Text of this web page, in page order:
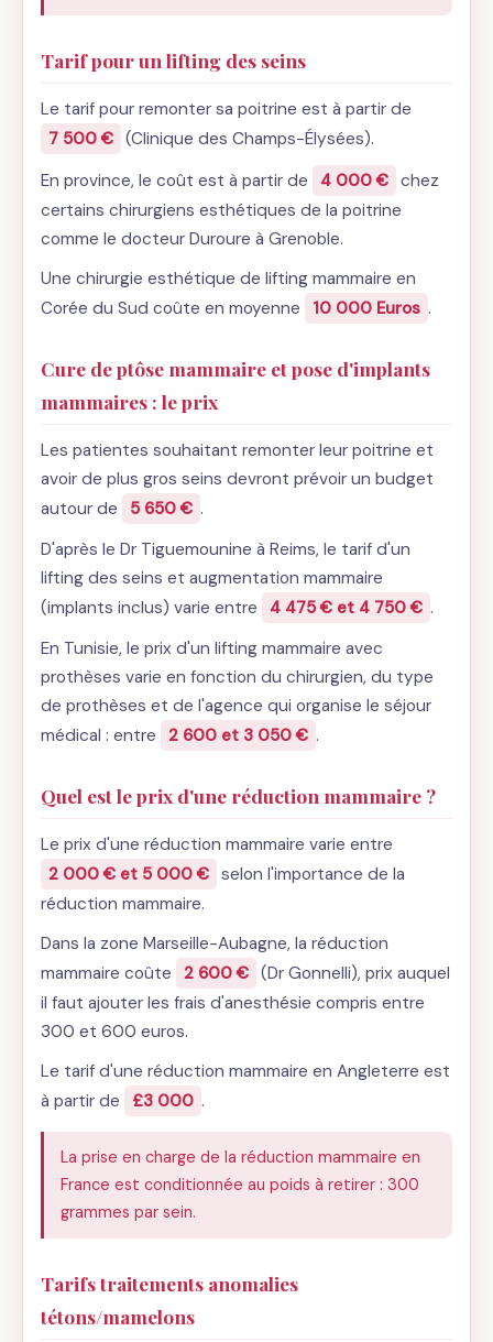
Tarif pour un lifting des seins
Le tarif pour remonter sa poitrine est à partir de
7 500 € (Clinique des Champs-Élysées).
En province, le coût est à partir de
4 000 € chez
certains chirurgiens esthétiques de la poitrine
comme le docteur Duroure à Grenoble.
Une chirurgie esthétique de lifting mammaire en
Corée du Sud coûte en moyenne
10 000 Euros .
Cure de ptôse mammaire et pose d'implants
mammaires : le prix
Les patientes souhaitant remonter leur poitrine et
avoir de plus gros seins devront prévoir un budget
autour de
5 650 € .
D'après le Dr Tiguemounine à Reims, le tarif d'un
lifting des seins et augmentation mammaire
(implants inclus) varie entre
4 475 € et 4 750 € .
En Tunisie, le prix d'un lifting mammaire avec
prothèses varie en fonction du chirurgien, du type
de prothèses et de l'agence qui organise le séjour
médical : entre
2 600 et 3 050 € .
Quel est le prix d'une réduction mammaire ?
Le prix d'une réduction mammaire varie entre
2 000 € et 5 000 € selon l'importance de la
réduction mammaire.
Dans la zone Marseille-Aubagne, la réduction
mammaire coûte
2 600 € (Dr Gonnelli), prix auquel
il faut ajouter les frais d'anesthésie compris entre
300 et 600 euros.
Le tarif d'une réduction mammaire en Angleterre est
à partir de
£3 000 .
La prise en charge de la réduction mammaire en
France est conditionnée au poids à retirer : 300
grammes par sein.
Tarifs traitements anomalies
tétons/mamelons